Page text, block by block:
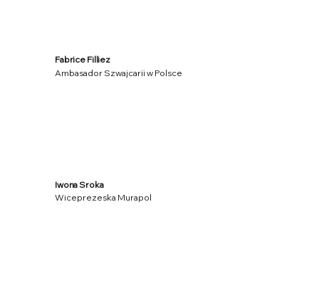
Fabrice Filliez
Ambasador Szwajcarii w Polsce
Iwona Sroka
Wiceprezeska Murapol